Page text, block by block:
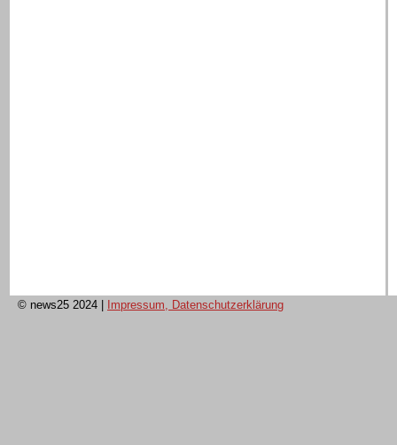
© news25 2024 Impressum, Datenschutzerklärung